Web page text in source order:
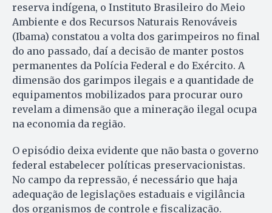
reserva indígena, o Instituto Brasileiro do Meio
Ambiente e dos Recursos Naturais Renováveis
(Ibama) constatou a volta dos garimpeiros no final
do ano passado, daí a decisão de manter postos
permanentes da Polícia Federal e do Exército. A
dimensão dos garimpos ilegais e a quantidade de
equipamentos mobilizados para procurar ouro
revelam a dimensão que a mineração ilegal ocupa
na economia da região.
O episódio deixa evidente que não basta o governo
federal estabelecer políticas preservacionistas.
No campo da repressão, é necessário que haja
adequação de legislações estaduais e vigilância
dos organismos de controle e fiscalização.